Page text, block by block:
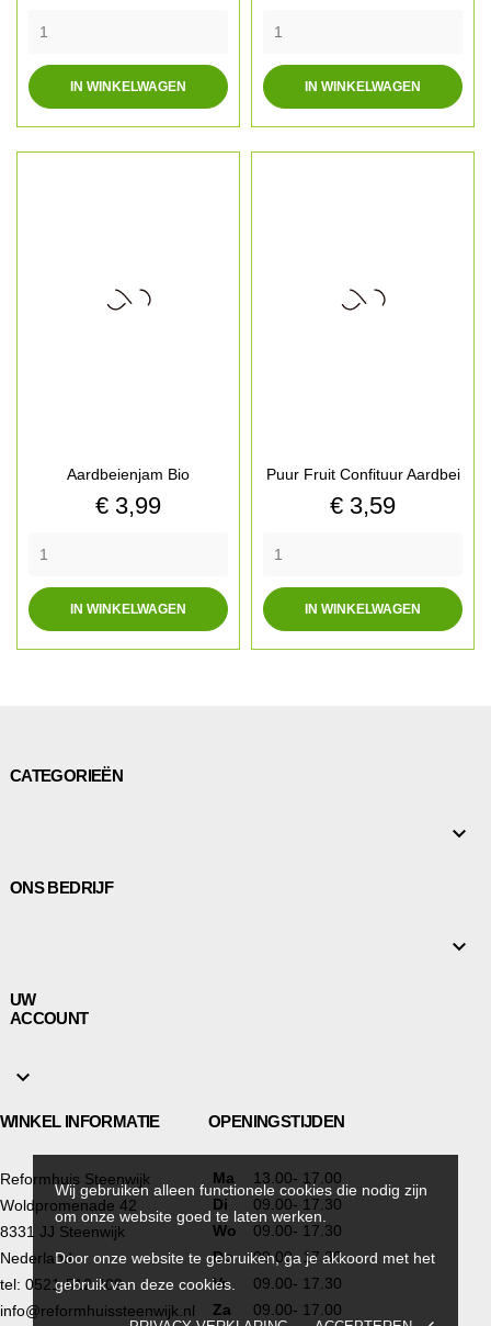
Wij gebruiken alleen functionele cookies die nodig zijn
om onze website goed te laten werken.
Door onze website te gebruiken, ga je akkoord met het
gebruik van deze cookies.
IN WINKELWAGEN IN WINKELWAGEN
Aardbeienjam Bio
Prijs
€ 3,99
IN WINKELWAGEN
Puur Fruit Confituur Aardbei
Prijs
€ 3,59
IN WINKELWAGEN
CATEGORIEËN

ONS BEDRIJF

UW
ACCOUNT

WINKEL INFORMATIE
Reformhuis Steenwijk
Woldpromenade 42
8331 JJ Steenwijk
Nederland
tel: 0521-512 409
info@reformhuissteenwijk.nl
OPENINGSTIJDEN
Ma
13.00- 17.00
Di
09.00- 17.30
Wo
09.00- 17.30
Do
09.00- 17.30
Vr
09.00- 17.30
Za
09.00- 17.00